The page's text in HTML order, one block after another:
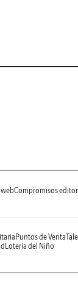
Compromisos
Puntos de Venta
Lotería del Niño